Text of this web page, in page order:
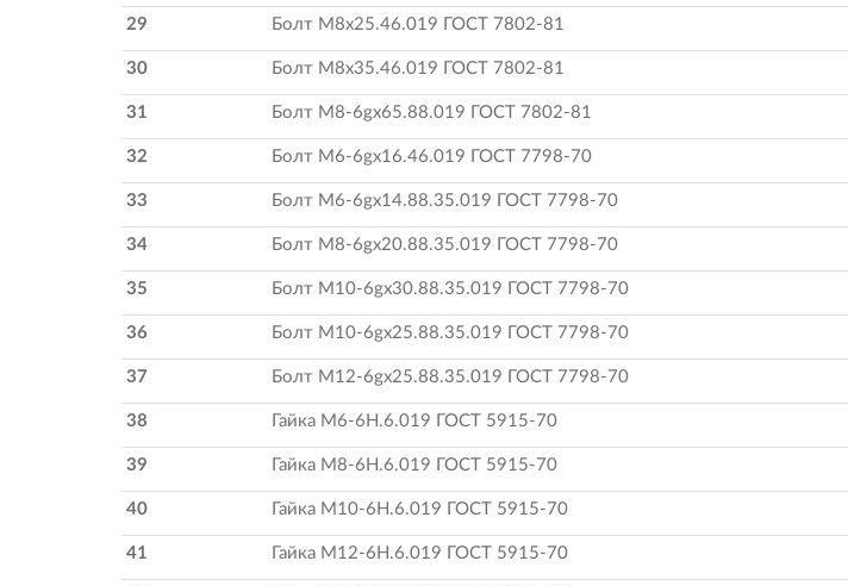
29 Болт М8х25.46.019 ГОСТ 7802-81
30 Болт М8х35.46.019 ГОСТ 7802-81
31 Болт М8-6gх65.88.019 ГОСТ 7802-81
32 Болт М6-6gх16.46.019 ГОСТ 7798-70
33 Болт М6-6gх14.88.35.019 ГОСТ 7798-70
34 Болт М8-6gх20.88.35.019 ГОСТ 7798-70
35 Болт М10-6gх30.88.35.019 ГОСТ 7798-70
36 Болт М10-6gх25.88.35.019 ГОСТ 7798-70
37 Болт М12-6gх25.88.35.019 ГОСТ 7798-70
38 Гайка М6-6Н.6.019 ГОСТ 5915-70
39 Гайка М8-6Н.6.019 ГОСТ 5915-70
40 Гайка М10-6Н.6.019 ГОСТ 5915-70
41 Гайка М12-6Н.6.019 ГОСТ 5915-70